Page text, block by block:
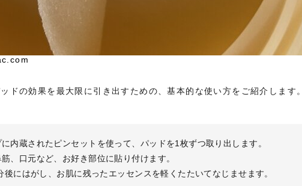
ドの効果を最大限に引き出すための、基本的な使い方をご紹介します。
内蔵されたピンセットを使って、パッドを1枚ずつ取り出します。
、口元など、お好き部位に貼り付けます。
後にはがし、お肌に残ったエッセンスを軽くたたいてなじませます。